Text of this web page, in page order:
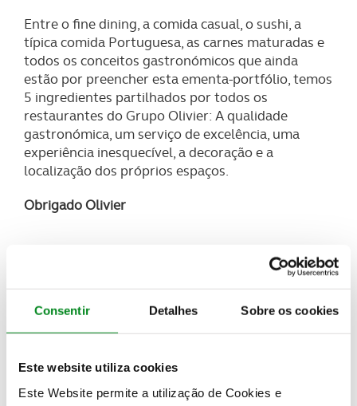
Consentir Detalhes Sobre os cookies
Este website utiliza cookies
Este Website permite a utilização de Cookies e
Entre o fine dining, a comida casual, o sushi, a
típica comida Portuguesa, as carnes maturadas e
todos os conceitos gastronómicos que ainda
estão por preencher esta ementa-portfólio, temos
5 ingredientes partilhados por todos os
restaurantes do Grupo Olivier: A qualidade
gastronómica, um serviço de excelência, uma
experiência inesquecível, a decoração e a
localização dos próprios espaços.
Obrigado Olivier